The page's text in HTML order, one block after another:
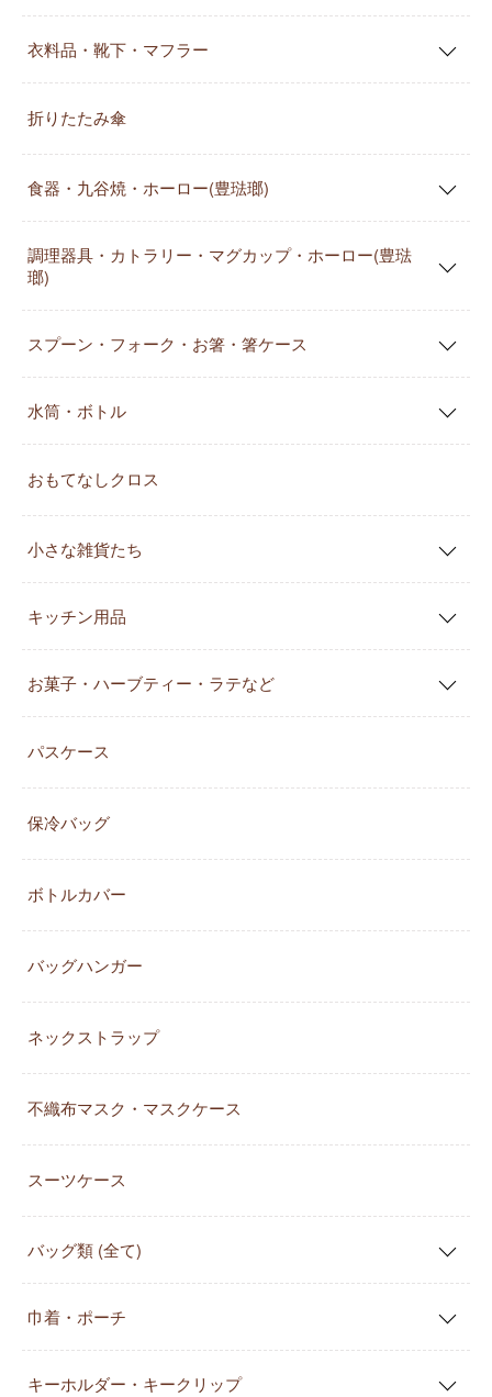
衣料品・靴下・マフラー
折りたたみ傘
食器・九谷焼・ホーロー(豊琺瑯)
調理器具・カトラリー・マグカップ・ホーロー(豊琺
瑯)
スプーン・フォーク・お箸・箸ケース
水筒・ボトル
おもてなしクロス
小さな雑貨たち
キッチン用品
お菓子・ハーブティー・ラテなど
パスケース
保冷バッグ
ボトルカバー
バッグハンガー
ネックストラップ
不織布マスク・マスクケース
スーツケース
バッグ類 (全て)
巾着・ポーチ
キーホルダー・キークリップ